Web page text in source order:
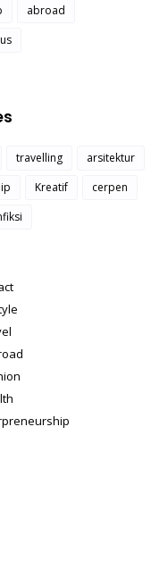
abroad
travelling
arsitektur
Kreatif
cerpen